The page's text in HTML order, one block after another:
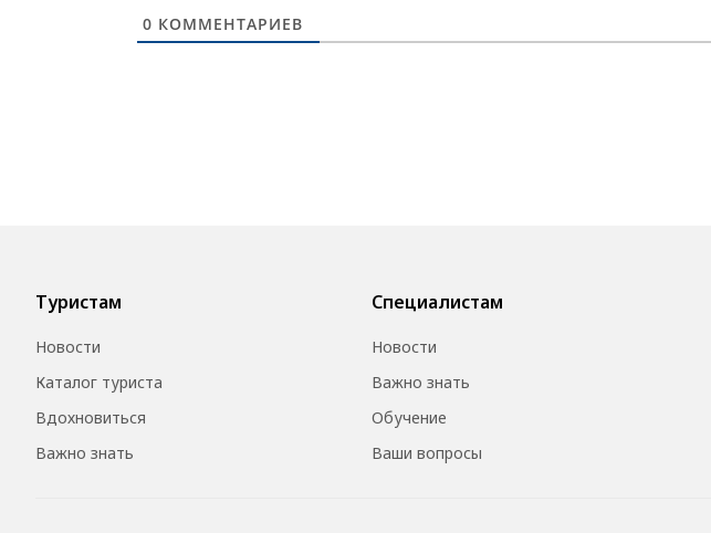
0 КОММЕНТАРИЕВ
Туристам
Новости
Каталог туриста
Вдохновиться
Важно знать
Специалистам
Новости
Важно знать
Обучение
Ваши вопросы